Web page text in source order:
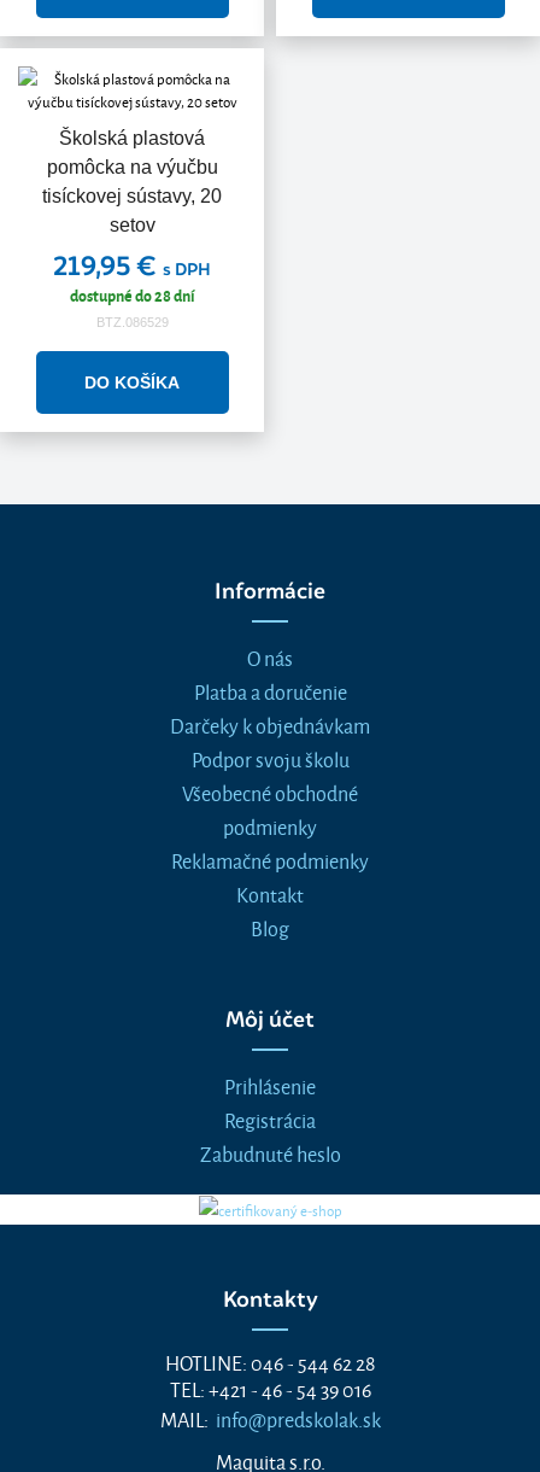
Školská plastová
pomôcka na výučbu
tisíckovej sústavy, 20
setov
219,95 € s DPH
dostupné do 28 dní
BTZ.086529
Informácie
O nás
Platba a doručenie
Darčeky k objednávkam
Podpor svoju školu
Všeobecné obchodné
podmienky
Reklamačné podmienky
Kontakt
Blog
Môj účet
Prihlásenie
Registrácia
Zabudnuté heslo
Kontakty
HOTLINE: 046 - 544 62 28
TEL: +421 - 46 - 54 39 016
MAIL: info@predskolak.sk
Maquita s.r.o.